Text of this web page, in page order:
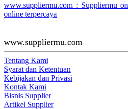
www.suppliermu.com : Suppliermu
online terpercaya
www.suppliermu.com
Tentang Kami
Syarat dan Ketentuan
Kebijakan dan Privasi
Kontak Kami
Bisnis Supplier
Artikel Supplier